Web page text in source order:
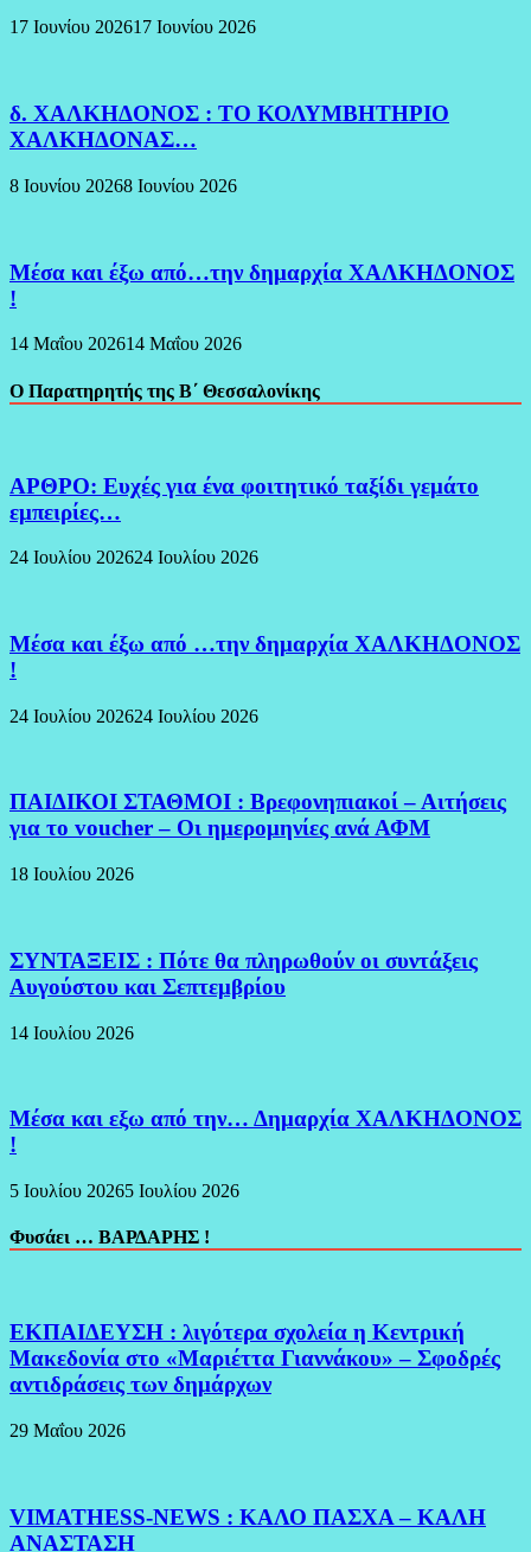
17 Ιουνίου 202617 Ιουνίου 2026
δ. ΧΑΛΚΗΔΟΝΟΣ : ΤΟ ΚΟΛΥΜΒΗΤΗΡΙΟ
ΧΑΛΚΗΔΟΝΑΣ…
8 Ιουνίου 20268 Ιουνίου 2026
Μέσα και έξω από…την δημαρχία ΧΑΛΚΗΔΟΝΟΣ
!
14 Μαΐου 202614 Μαΐου 2026
Ο Παρατηρητής της Β΄ Θεσσαλονίκης
ΑΡΘΡΟ: Ευχές για ένα φοιτητικό ταξίδι γεμάτο
εμπειρίες…
24 Ιουλίου 202624 Ιουλίου 2026
Μέσα και έξω από …την δημαρχία ΧΑΛΚΗΔΟΝΟΣ
!
24 Ιουλίου 202624 Ιουλίου 2026
ΠΑΙΔΙΚΟΙ ΣΤΑΘΜΟΙ : Βρεφονηπιακοί – Αιτήσεις
για το voucher – Οι ημερομηνίες ανά ΑΦΜ
18 Ιουλίου 2026
ΣΥΝΤΑΞΕΙΣ : Πότε θα πληρωθούν οι συντάξεις
Αυγούστου και Σεπτεμβρίου
14 Ιουλίου 2026
Μέσα και εξω από την… Δημαρχία ΧΑΛΚΗΔΟΝΟΣ
!
5 Ιουλίου 20265 Ιουλίου 2026
Φυσάει … ΒΑΡΔΑΡΗΣ !
ΕΚΠΑΙΔΕΥΣΗ : λιγότερα σχολεία η Κεντρική
Μακεδονία στο «Μαριέττα Γιαννάκου» – Σφοδρές
αντιδράσεις των δημάρχων
29 Μαΐου 2026
VIMATHESS-NEWS : ΚΑΛΟ ΠΑΣΧΑ – ΚΑΛΗ
ΑΝΑΣΤΑΣΗ